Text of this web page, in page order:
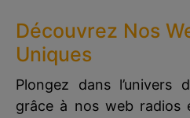
Découvrez Nos
Uniques
Plongez dans
grâce à nos web radios